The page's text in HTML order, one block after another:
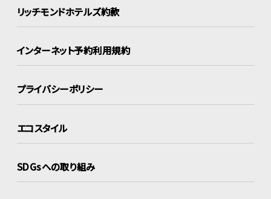
リッチモンドホテルズ約款
インターネット予約利用規約
プライバシーポリシー
エコスタイル
SDGsへの取り組み